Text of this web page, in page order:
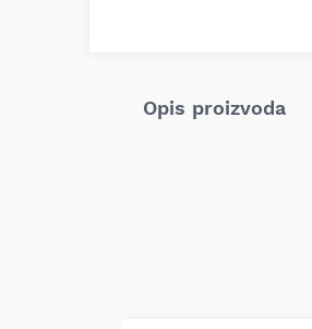
Opis proizvoda